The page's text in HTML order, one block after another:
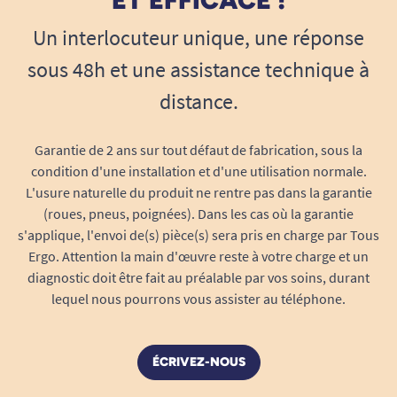
Un contrôle total du lit médicalisé, en
toute simplicité
Le système de frein centralisé, en 2 actions,
permet de bloquer les 4 roues simultanément à
l’aide d’une seule impulsion sur la pédale : une
une seconde action celles de l’arrière. Ce
dispositif évite d’avoir à se pencher ou à faire le
tour du lit pour bloquer individuellement
chaque roue, ce qui améliore le quotidien des
personnes à mobilité réduite et de leurs aidants.
Maniement intuitif : la commande
centralisée, accessible au pied, réduit les
d’un seul geste.
Gain de temps et confort d’utilisation
Un interlocuteur unique, une réponse
sous 48h et une assistance technique à
distance.
Garantie de 2 ans sur tout défaut de fabrication, sous la
condition d'une installation et d'une utilisation normale.
L'usure naturelle du produit ne rentre pas dans la garantie
(roues, pneus, poignées). Dans les cas où la garantie
s'applique, l'envoi de(s) pièce(s) sera pris en charge par Tous
Ergo. Attention la main d'œuvre reste à votre charge et un
diagnostic doit être fait au préalable par vos soins, durant
lequel nous pourrons vous assister au téléphone.
ÉCRIVEZ-NOUS